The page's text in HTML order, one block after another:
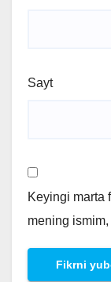
Sayt
Keyingi marta
mening